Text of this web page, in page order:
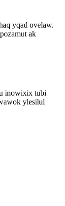
yqad ovelaw.
ak
inowixix tubi
ylesilul